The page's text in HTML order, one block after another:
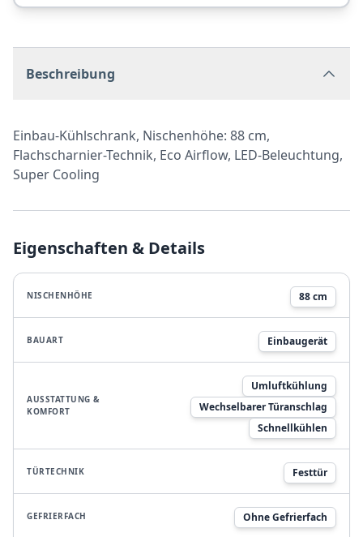
Beschreibung
Einbau-Kühlschrank, Nischenhöhe: 88 cm,
Flachscharnier-Technik, Eco Airflow, LED-Beleuchtung,
Super Cooling
Eigenschaften & Details
NISCHENHÖHE 88 cm
BAUART Einbaugerät
AUSSTATTUNG &
KOMFORT
Umluftkühlung
Wechselbarer Türanschlag
Schnellkühlen
TÜRTECHNIK Festtür
GEFRIERFACH Ohne Gefrierfach